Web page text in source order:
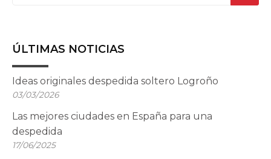
ÚLTIMAS NOTICIAS
Ideas originales despedida soltero Logroño
03/03/2026
Las mejores ciudades en España para una
despedida
17/06/2025